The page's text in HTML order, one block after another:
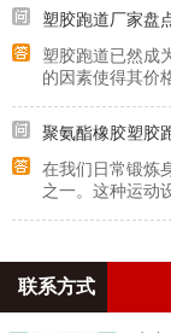
塑胶跑道厂家盘
塑胶跑道已然成
的因素使得其价
聚氨酯橡胶塑胶
在我们日常锻炼
之一。这种运动
联系方式